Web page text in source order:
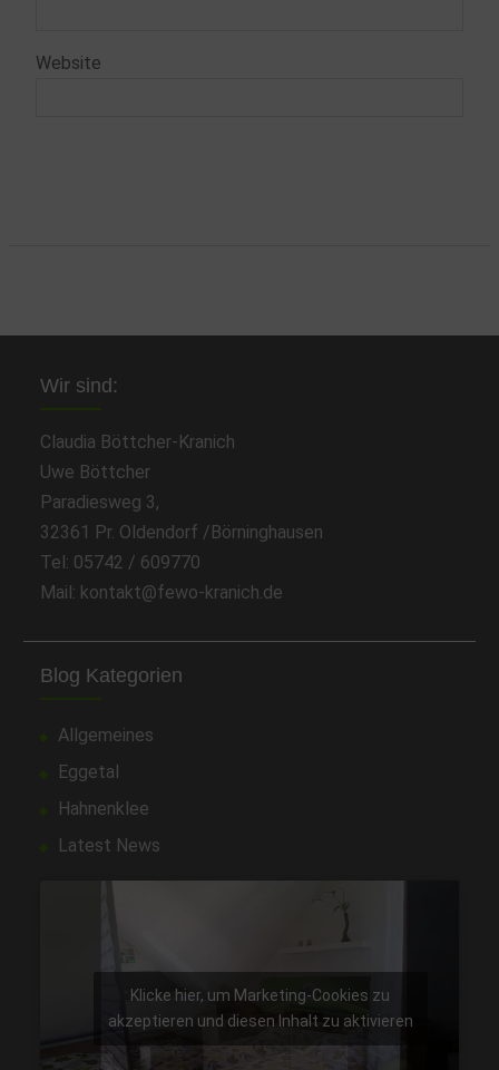
Website
Wir sind:
Claudia Böttcher-Kranich
Uwe Böttcher
Paradiesweg 3,
32361 Pr. Oldendorf /Börninghausen
Tel: 05742 / 609770
Mail: kontakt@fewo-kranich.de
Blog Kategorien
Allgemeines
Eggetal
Hahnenklee
Latest News
Klicke hier, um Marketing-Cookies zu
akzeptieren und diesen Inhalt zu aktivieren